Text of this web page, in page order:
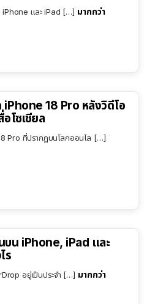
iPhone และ iPad […] มากกว่า
18 Pro หลังวิดีโอ
โซเชียล
Pro ที่ปรากฏบนโลกออนไล […]
บน iPhone, iPad และ
ร
อยู่เป็นประจำ […] มากกว่า